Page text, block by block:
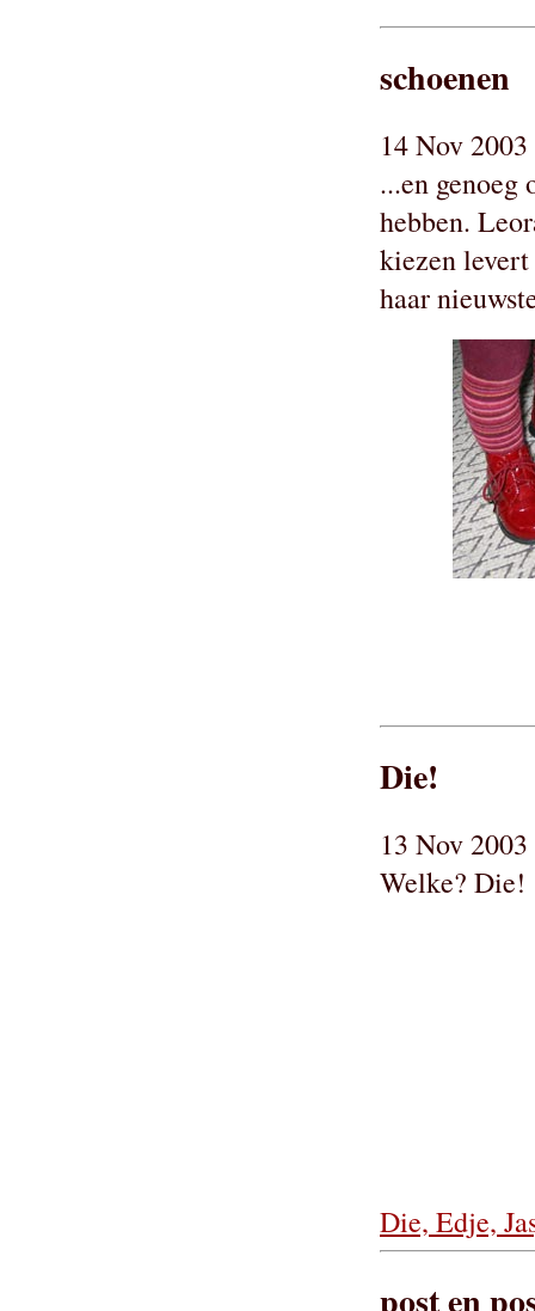
schoenen
14 Nov
...en genoeg
hebben.
kiezen
haar
Die!
13 Nov
Welke? Die!
Die, Edje,
post en